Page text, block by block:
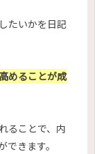
たいかを日記
めることが成
ることで、内
きます。